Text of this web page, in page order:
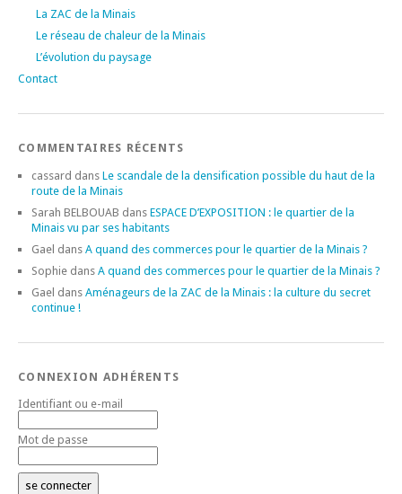
La ZAC de la Minais
Le réseau de chaleur de la Minais
L’évolution du paysage
Contact
COMMENTAIRES RÉCENTS
cassard dans Le scandale de la densification possible du haut de la
route de la Minais
Sarah BELBOUAB dans ESPACE D’EXPOSITION : le quartier de la
Minais vu par ses habitants
Gael dans A quand des commerces pour le quartier de la Minais ?
Sophie dans A quand des commerces pour le quartier de la Minais ?
Gael dans Aménageurs de la ZAC de la Minais : la culture du secret
continue !
CONNEXION ADHÉRENTS
Identifiant ou e-mail
Mot de passe